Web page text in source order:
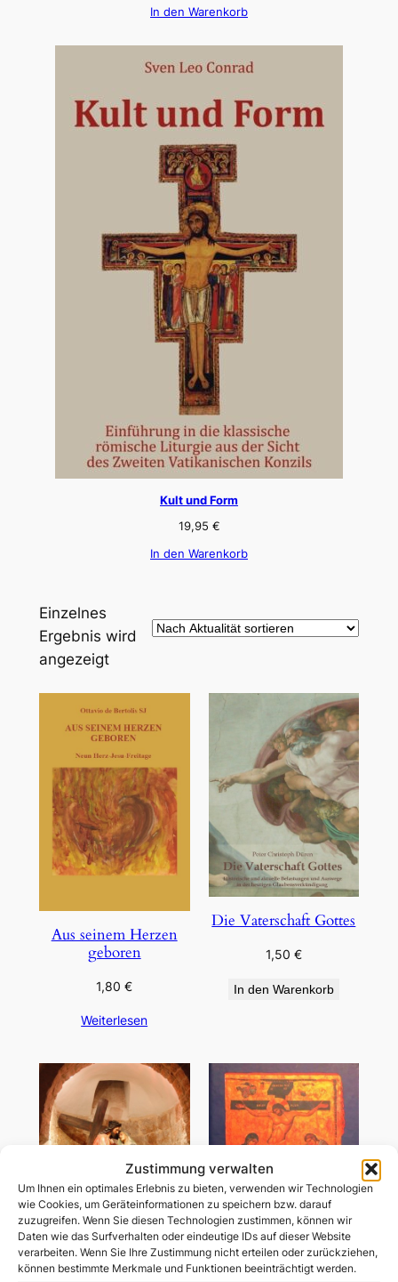
Zustimmung verwalten
Um Ihnen ein optimales Erlebnis zu bieten, verwenden wir Technologien
wie Cookies, um Geräteinformationen zu speichern bzw. darauf
zuzugreifen. Wenn Sie diesen Technologien zustimmen, können wir
Daten wie das Surfverhalten oder eindeutige IDs auf dieser Website
verarbeiten. Wenn Sie Ihre Zustimmung nicht erteilen oder zurückziehen,
können bestimmte Merkmale und Funktionen beeinträchtigt werden.
In den Warenkorb
Kult und Form
19,95 €
In den Warenkorb
Einzelnes
Ergebnis wird
angezeigt
Aus seinem Herzen
geboren
1,80€
Weiterlesen
Die Vaterschaft Gottes
1,50 €
In den Warenkorb